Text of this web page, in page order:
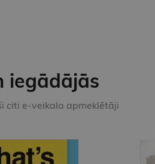
iegādājās
citi e-veikala apmeklētāji